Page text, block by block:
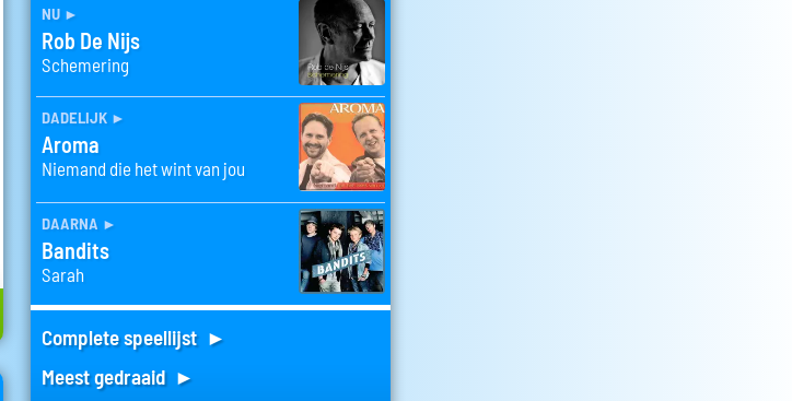
nu ►
Rob De Nijs
Schemering
dadelijk ►
Aroma
Niemand die het wint van jou
daarna ►
Bandits
Sarah
Complete speellijst ►
Meest gedraaid ►